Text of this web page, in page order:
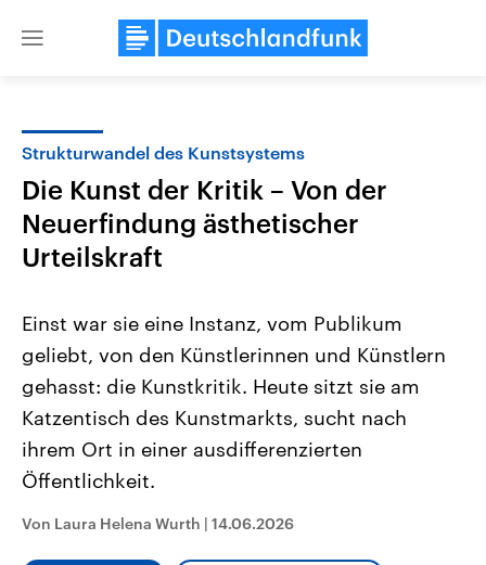
Close
USA
Aktuelle Beiträge, Analysen und
Hintergründe
Wirtschaftlich und militärisch
gehören die Vereinigten Staaten zu
mit großem Einfluss auf das
Nahostkonflikt
Aktuelle Lage und
Der Überfall der
Terrororganisation Hamas
Oktober 2023 auf Israel
Libanon vom Iran
Strukturwandel des Kunstsystems
Die Kunst der Kritik – Von der
Neuerfindung ästhetischer
Urteilskraft
Einst war sie eine Instanz, vom Publikum
geliebt, von den Künstlerinnen und Künstlern
gehasst: die Kunstkritik. Heute sitzt sie am
Katzentisch des Kunstmarkts, sucht nach
ihrem Ort in einer ausdifferenzierten
Öffentlichkeit.
Von Laura Helena Wurth | 14.06.2026